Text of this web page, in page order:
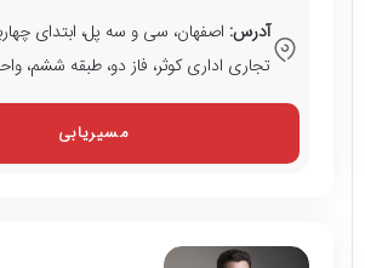
آدرس: اصفهان، سی و سه پل، ابتدای
تجاری اداری کوثر، فاز دو، طبقه ششم، واحد
مسیریابی